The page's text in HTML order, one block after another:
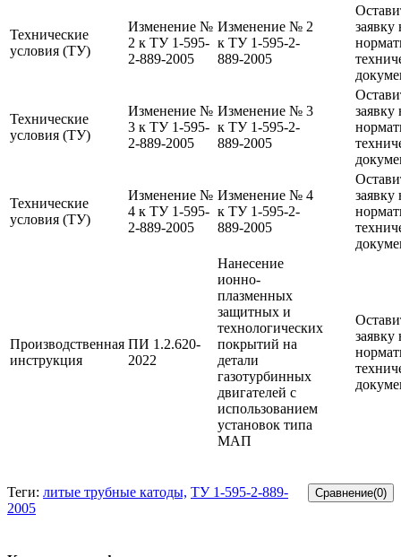
Технические
условия (ТУ)
Изменение №
2 к ТУ 1-595-
2-889-2005
Изменение № 2
к ТУ 1-595-2-
889-2005
заявку
Технические
условия (ТУ)
Изменение №
3 к ТУ 1-595-
2-889-2005
Изменение № 3
к ТУ 1-595-2-
889-2005
заявку
Технические
условия (ТУ)
Изменение №
4 к ТУ 1-595-
2-889-2005
Изменение № 4
к ТУ 1-595-2-
889-2005
заявку
Производственная
инструкция
ПИ 1.2.620-
2022
Нанесение
ионно-
плазменных
защитных и
технологических
покрытий на
детали
газотурбинных
двигателей с
использованием
установок типа
МАП
заявку
Теги: литые трубные катоды, ТУ 1-595-2-889-
2005